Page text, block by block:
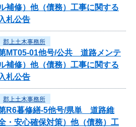
補修）他（債務）工事に関する
札公告
郡上土木事務所
MT05-01他号/公共 道路メンテ
補修）他（債務）工事に関する
札公告
郡上土木事務所
R6暮修繕-5他号/県単 道路維
・安心確保対策）他（債務）工